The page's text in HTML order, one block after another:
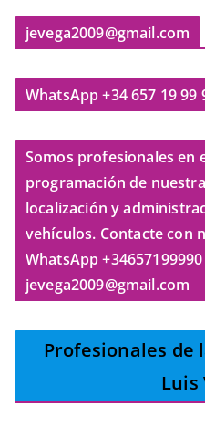
jevega2009@gmail.com
WhatsApp +34 657 19 99
Somos profesionales en
programación de
localización y
vehículos. Contacte con
WhatsApp
jevega2009@gmail.com
Profesionales de
Luis